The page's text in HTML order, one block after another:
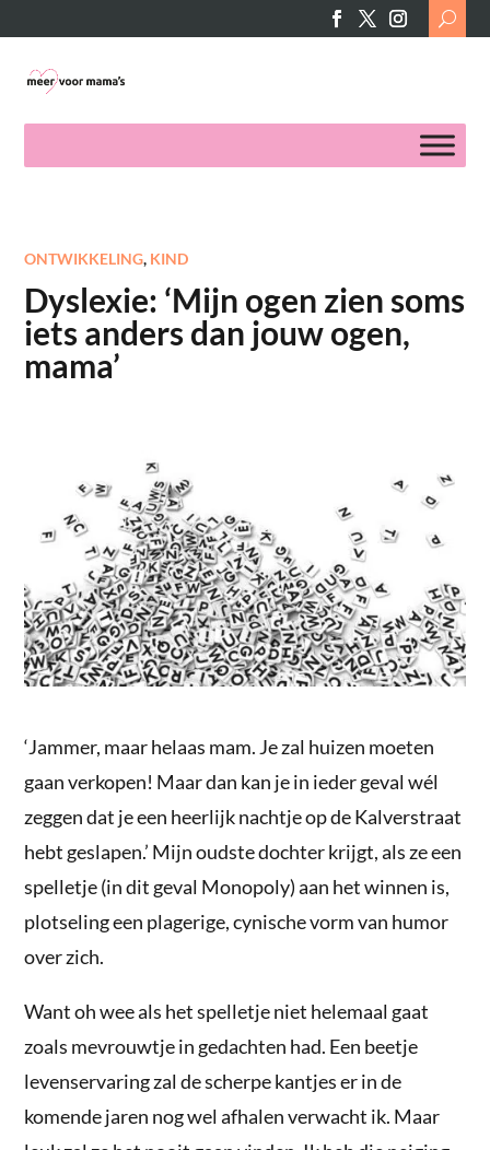
Search
for:
ONTWIKKELING, KIND
Dyslexie: ‘Mijn ogen zien soms
iets anders dan jouw ogen,
mama’
‘Jammer, maar helaas mam. Je zal huizen moeten
gaan verkopen! Maar dan kan je in ieder geval wél
zeggen dat je een heerlijk nachtje op de Kalverstraat
hebt geslapen.’ Mijn oudste dochter krijgt, als ze een
spelletje (in dit geval Monopoly) aan het winnen is,
plotseling een plagerige, cynische vorm van humor
over zich.
Want oh wee als het spelletje niet helemaal gaat
zoals mevrouwtje in gedachten had. Een beetje
levenservaring zal de scherpe kantjes er in de
komende jaren nog wel afhalen verwacht ik. Maar